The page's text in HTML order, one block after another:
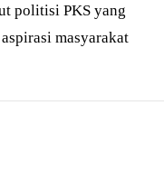
politisi PKS yang
masyarakat